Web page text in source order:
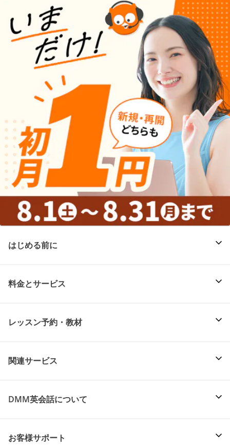
はじめる前に
料金とサービス
レッスン予約・教材
関連サービス
DMM英会話について
お客様サポート